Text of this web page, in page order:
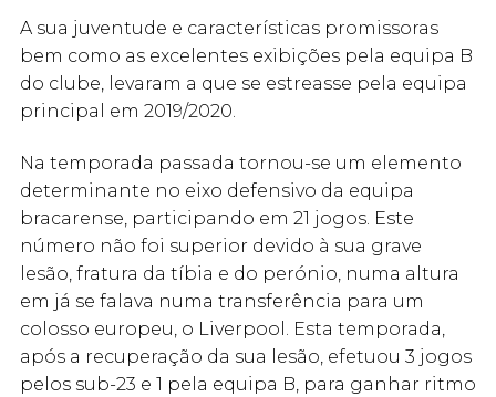
A sua juventude e características promissoras
bem como as excelentes exibições pela equipa B
do clube, levaram a que se estreasse pela equipa
principal em 2019/2020.
Na temporada passada tornou-se um elemento
determinante no eixo defensivo da equipa
bracarense, participando em 21 jogos. Este
número não foi superior devido à sua grave
lesão, fratura da tíbia e do perónio, numa altura
em já se falava numa transferência para um
colosso europeu, o Liverpool. Esta temporada,
após a recuperação da sua lesão, efetuou 3 jogos
pelos sub-23 e 1 pela equipa B, para ganhar ritmo